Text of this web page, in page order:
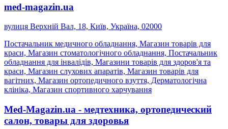
med-magazin.ua
вулиця Верхній Вал, 18, Київ, Україна, 02000
Постачальник медичного обладнання, Магазин товарів для
краси, Магазин стоматологічного обладнання, Постачальник
обладнання для інвалідів, Магазини товарів для здоров'я та
краси, Магазин слухових апаратів, Магазин товарів для
вагітних, Магазин ортопедичного взуття, Дерматологічна
клініка, Магазин спортивного харчування
Med-Magazin.ua - медтехника, ортопедический
салон, товары для здоровья